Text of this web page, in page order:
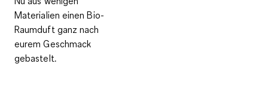
Materialien einenBio-
Raumduft ganz nach
eurem Geschmack
gebastelt.